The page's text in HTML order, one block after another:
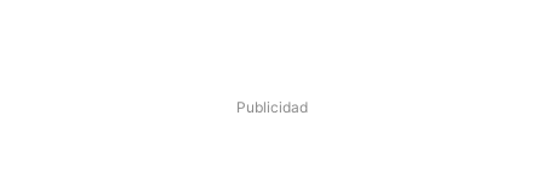
Publicidad